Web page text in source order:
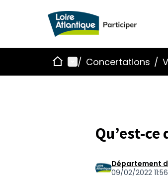
AccueilMenu principal
/ Concertations /
Qu’est-
Département
09/02/2022 11:56